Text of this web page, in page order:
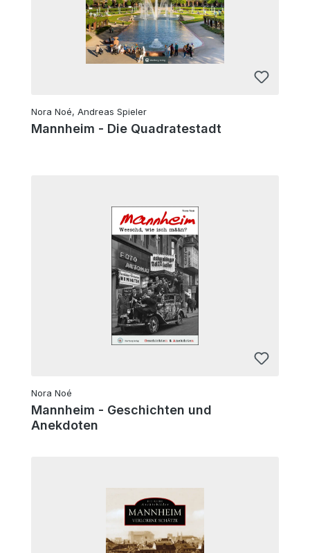
Nora Noé, Andreas Spieler
Mannheim - Die Quadratestadt
Nora Noé
Mannheim - Geschichten und
Anekdoten